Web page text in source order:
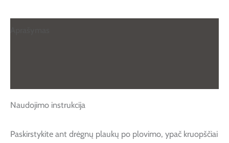
Naudojimo instrukcija
Paskirstykite ant drėgnų plaukų po plovimo, ypač kruopščiai